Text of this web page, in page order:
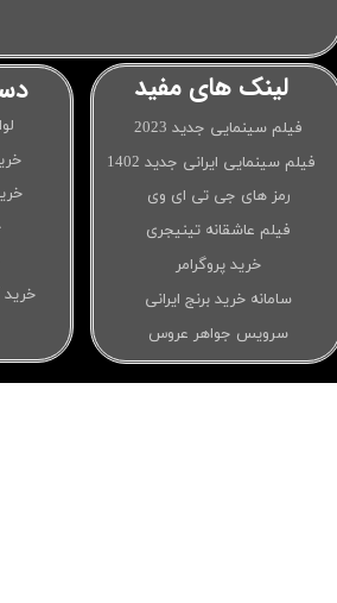
خرید
لینک های مفید
فیلم سینمایی جدید 2023
فیلم سینمایی ایرانی جدید 1402
رمز های جی تی ای وی
فیلم عاشقانه تینیجری
خرید پروگرامر
سامانه خرید برنج ایرانی
سرویس جواهر عروس